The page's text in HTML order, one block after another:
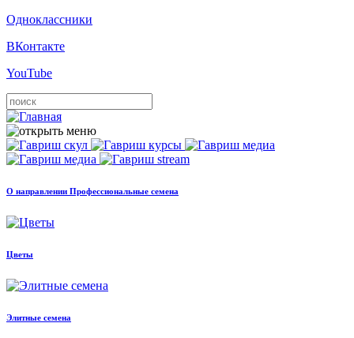
Одноклассники
ВКонтакте
YouTube
О направлении Профессиональные семена
Цветы
Элитные семена